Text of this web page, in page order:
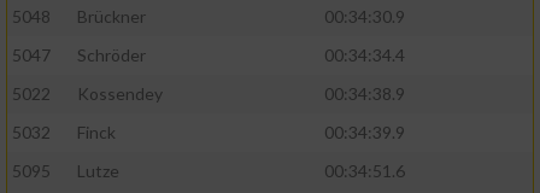
5048
Brückner
00:34:30.9
5047
Schröder
00:34:34.4
5022
Kossendey
00:34:38.9
5032
Finck
00:34:39.9
5095
Lutze
00:34:51.6